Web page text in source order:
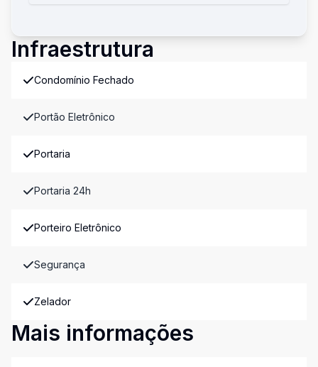
Infraestrutura
Condomínio Fechado
Portão Eletrônico
Portaria
Portaria 24h
Porteiro Eletrônico
Segurança
Zelador
Mais informações